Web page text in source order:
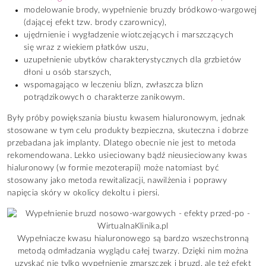
modelowanie brody, wypełnienie bruzdy bródkowo-wargowej
(dającej efekt tzw. brody czarownicy),
ujędrnienie i wygładzenie wiotczejących i marszczących
się wraz z wiekiem płatków uszu,
uzupełnienie ubytków charakterystycznych dla grzbietów
dłoni u osób starszych,
wspomagająco w leczeniu blizn, zwłaszcza blizn
potrądzikowych o charakterze zanikowym.
Były próby powiększania biustu kwasem hialuronowym, jednak
stosowane w tym celu produkty bezpieczna, skuteczna i dobrze
przebadana jak implanty. Dlatego obecnie nie jest to metoda
rekomendowana. Lekko usieciowany bądź nieusieciowany kwas
hialuronowy (w formie mezoterapii) może natomiast być
stosowany jako metoda rewitalizacji, nawilżenia i poprawy
napięcia skóry w okolicy dekoltu i piersi.
Wypełniacze kwasu hialuronowego są bardzo wszechstronną
metodą odmładzania wyglądu całej twarzy. Dzięki nim można
uzyskać nie tylko wypełnienie zmarszczek i bruzd, ale też efekt